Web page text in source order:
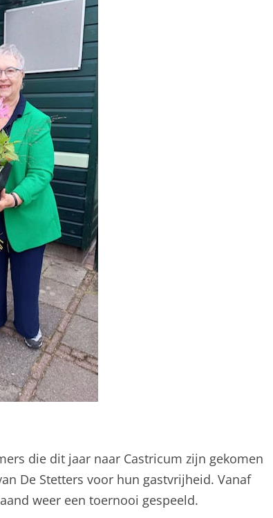
die dit jaar naar Castricum zijn gekomen
De Stetters voor hun gastvrijheid. Vanaf
weer een toernooi gespeeld.